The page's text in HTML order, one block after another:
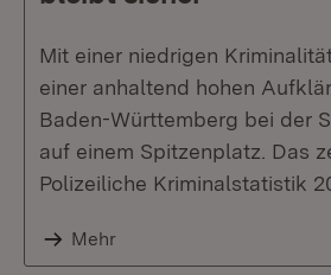
Mit einer niedrigen
einer anhaltend hohen
Baden-Württemberg bei der
auf einem Spitzenplatz. Das
Polizeiliche Kriminalstatistik
Mehr